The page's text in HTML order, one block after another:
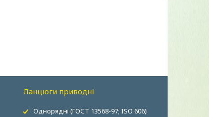
Ланцюги приводні
Однорядні (ГОСТ 13568-97; ISO 606)